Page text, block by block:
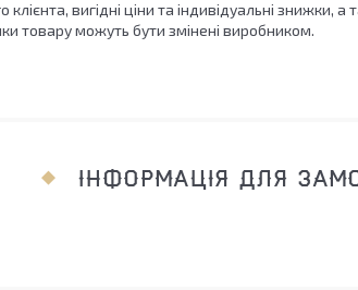
клієнта, вигідні ціни та індивідуальні
товару можуть бути змінені виробником.
ІНФОРМАЦІЯ ДЛЯ